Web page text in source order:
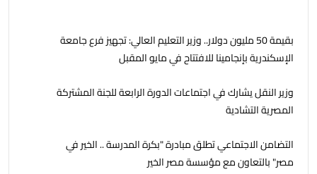
بقيمة 50 مليون دولار.. وزير التعليم العالي: تجهيز فرع جامعة
الإسكندرية بإنجامينا للافتتاح في مايو المقبل
وزير النقل يشارك في اجتماعات الدورة الرابعة للجنة المشتركة
المصرية التشادية
التضامن الاجتماعي تطلق مبادرة "بكرة المدرسة .. الخير في
مصر" بالتعاون مع مؤسسة مصر الخير